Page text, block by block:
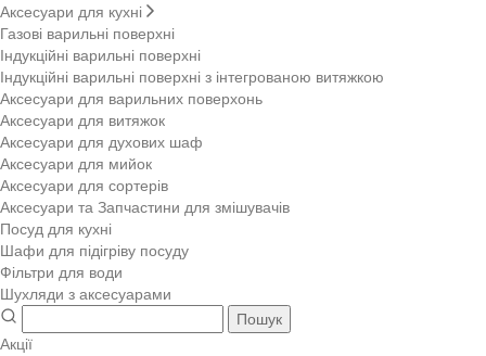
Аксесуари для кухні
Газові варильні поверхні
Індукційні варильні поверхні
Індукційні варильні поверхні з інтегрованою витяжкою
Аксесуари для варильних поверхонь
Аксесуари для витяжок
Аксесуари для духових шаф
Аксесуари для мийок
Аксесуари для сортерів
Аксесуари та Запчастини для змішувачів
Посуд для кухні
Шафи для підігріву посуду
Фільтри для води
Шухляди з аксесуарами
Пошук
Акції